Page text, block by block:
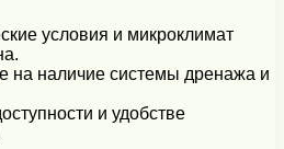
условия и микроклимат
на наличие системы дренажа и
и удобстве